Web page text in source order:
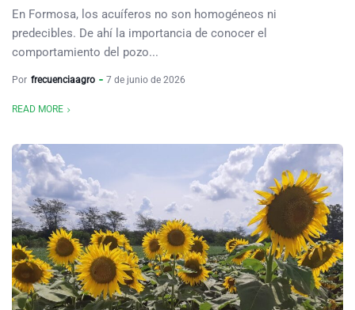
En Formosa, los acuíferos no son homogéneos ni
predecibles. De ahí la importancia de conocer el
comportamiento del pozo...
Por frecuenciaagro 7 de junio de 2026
READ MORE